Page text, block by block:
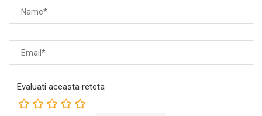
Evaluati aceasta reteta